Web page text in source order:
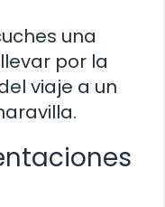
una
por la
viaje a un